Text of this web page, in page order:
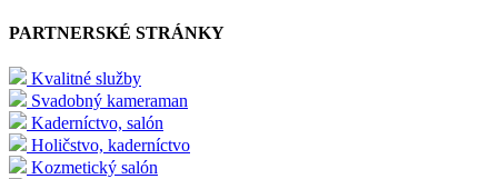
PARTNERSKÉ STRÁNKY
Kvalitné služby
Svadobný kameraman
Kaderníctvo, salón
Holičstvo, kaderníctvo
Kozmetický salón